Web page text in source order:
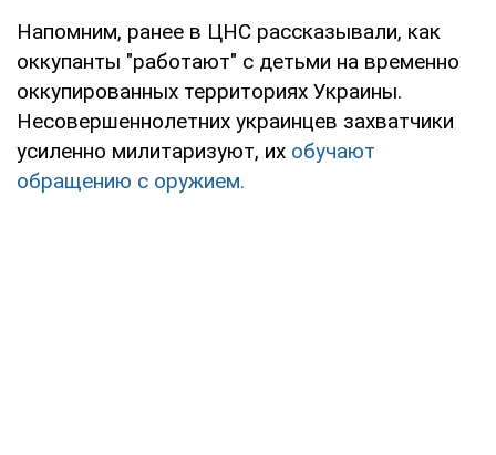
Напомним, ранее в ЦНС рассказывали, как
оккупанты "работают" с детьми на временно
оккупированных территориях Украины.
Несовершеннолетних украинцев захватчики
усиленно милитаризуют, их обучают
обращению с оружием.